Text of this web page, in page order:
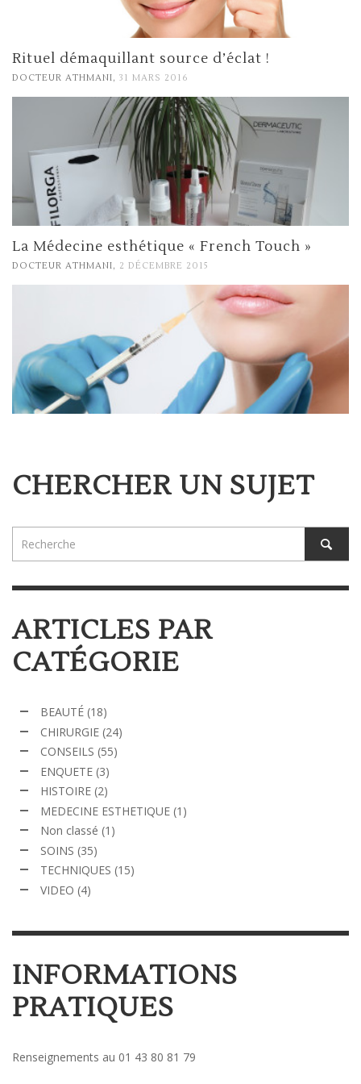
Rituel démaquillant source d’éclat !
DOCTEUR ATHMANI, 31 MARS 2016
La Médecine esthétique « French Touch »
DOCTEUR ATHMANI, 2 DÉCEMBRE 2015
CHERCHER UN SUJET
ARTICLES PAR
CATÉGORIE
BEAUTÉ (18)
CHIRURGIE (24)
CONSEILS (55)
ENQUETE (3)
HISTOIRE (2)
MEDECINE ESTHETIQUE (1)
Non classé (1)
SOINS (35)
TECHNIQUES (15)
VIDEO (4)
INFORMATIONS
PRATIQUES
Renseignements au 01 43 80 81 79